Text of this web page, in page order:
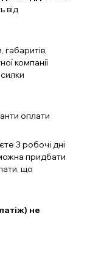
від
габаритів,
компанії
оплати
3 робочі дні
придбати
що
не